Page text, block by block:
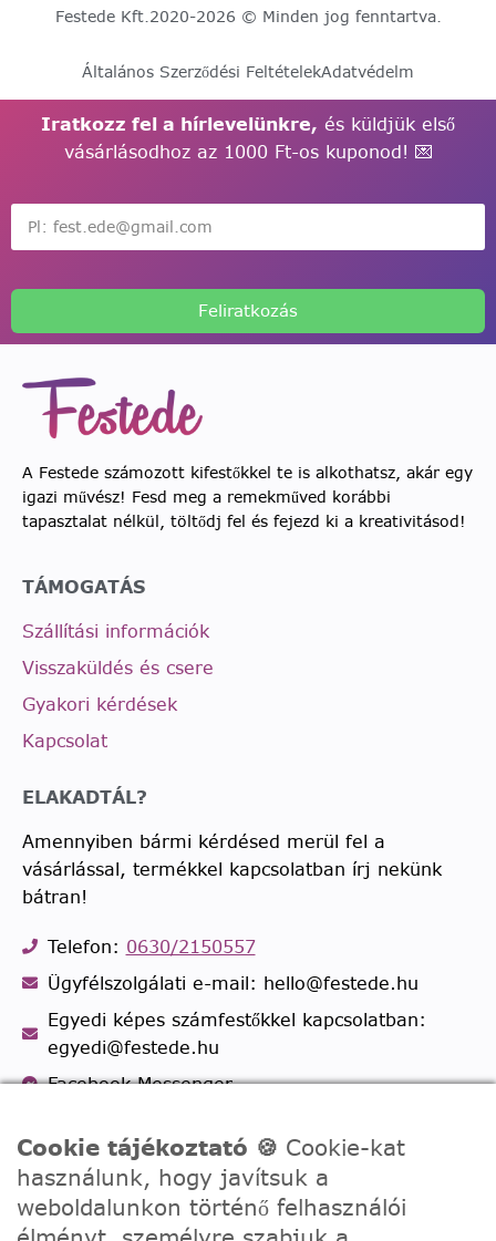
Festede Kft.2020-2026 © Minden jog fenntartva.
Általános Szerződési FeltételekAdatvédelm
Iratkozz fel a hírlevelünkre, és küldjük első
vásárlásodhoz az 1000 Ft-os kuponod! 💌
Feliratkozás
A Festede számozott kifestőkkel te is alkothatsz, akár egy
igazi művész! Fesd meg a remekműved korábbi
tapasztalat nélkül, töltődj fel és fejezd ki a kreativitásod!
TÁMOGATÁS
Szállítási információk
Visszaküldés és csere
Gyakori kérdések
Kapcsolat
ELAKADTÁL?
Amennyiben bármi kérdésed merül fel a
vásárlással, termékkel kapcsolatban írj nekünk
bátran!
Telefon: 0630/2150557
Ügyfélszolgálati e-mail: hello@festede.hu
Egyedi képes számfestőkkel kapcsolatban:
egyedi@festede.hu
Facebook Messenger
Cookie tájékoztató 🍪 Cookie-kat
használunk, hogy javítsuk a
weboldalunkon történő felhasználói